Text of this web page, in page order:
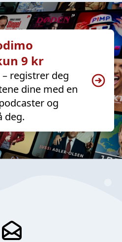
9 kr
registrer deg
dine med en
og
deg.